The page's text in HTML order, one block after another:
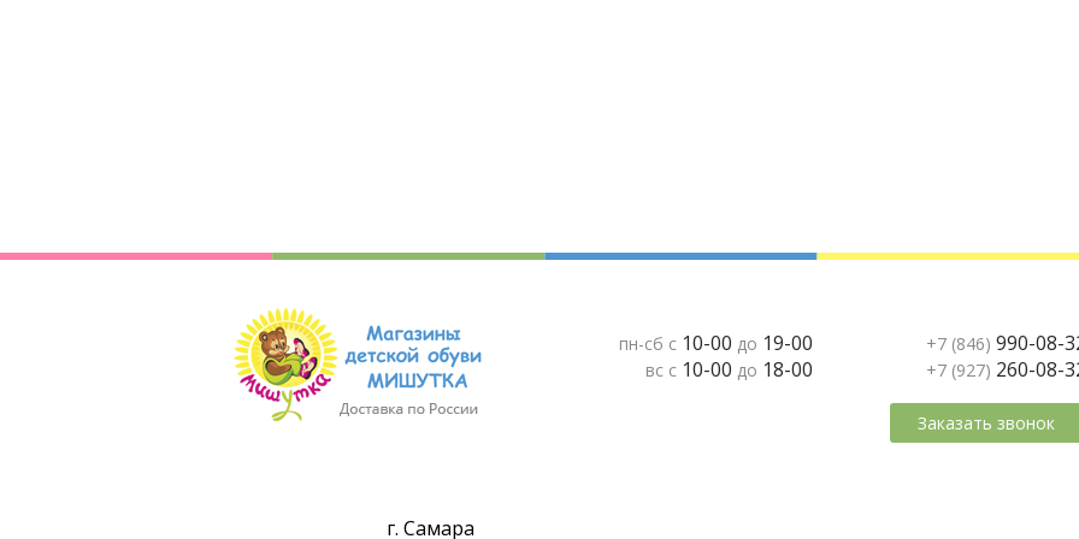
пн-сб с 10-00 до 19-00
вс с 10-00 до 18-00
+7 (846) 990-08-
+7 (927) 260-08-
Заказать звонок
г. Самара